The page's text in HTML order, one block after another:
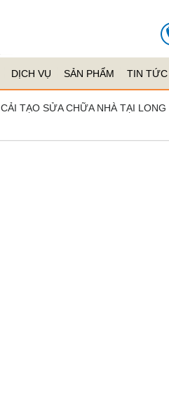
DỊCH VỤ SẢN PHẨM TIN TỨC
CẢI TẠO SỬA CHỮA NHÀ TẠI LONG